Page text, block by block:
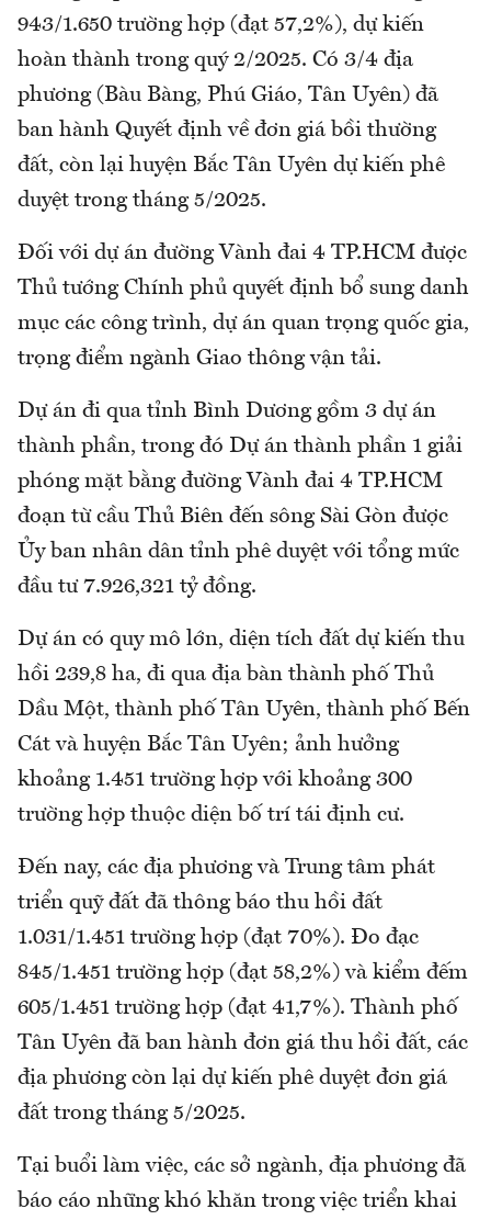
943/1.650 trường hợp (đạt 57,2%), dự kiến
hoàn thành trong quý 2/2025. Có 3/4 địa
phương (Bàu Bàng, Phú Giáo, Tân Uyên) đã
ban hành Quyết định về đơn giá bồi thường
đất, còn lại huyện Bắc Tân Uyên dự kiến phê
duyệt trong tháng 5/2025.
Đối với dự án đường Vành đai 4 TP.HCM được
Thủ tướng Chính phủ quyết định bổ sung danh
mục các công trình, dự án quan trọng quốc gia,
trọng điểm ngành Giao thông vận tải.
Dự án đi qua tỉnh Bình Dương gồm 3 dự án
thành phần, trong đó Dự án thành phần 1 giải
phóng mặt bằng đường Vành đai 4 TP.HCM
đoạn từ cầu Thủ Biên đến sông Sài Gòn được
Ủy ban nhân dân tỉnh phê duyệt với tổng mức
đầu tư 7.926,321 tỷ đồng.
Dự án có quy mô lớn, diện tích đất dự kiến thu
hồi 239,8 ha, đi qua địa bàn thành phố Thủ
Dầu Một, thành phố Tân Uyên, thành phố Bến
Cát và huyện Bắc Tân Uyên; ảnh hưởng
khoảng 1.451 trường hợp với khoảng 300
trường hợp thuộc diện bố trí tái định cư.
Đến nay, các địa phương và Trung tâm phát
triển quỹ đất đã thông báo thu hồi đất
1.031/1.451 trường hợp (đạt 70%). Đo đạc
845/1.451 trường hợp (đạt 58,2%) và kiểm đếm
605/1.451 trường hợp (đạt 41,7%). Thành phố
Tân Uyên đã ban hành đơn giá thu hồi đất, các
địa phương còn lại dự kiến phê duyệt đơn giá
đất trong tháng 5/2025.
Tại buổi làm việc, các sở ngành, địa phương đã
báo cáo những khó khăn trong việc triển khai